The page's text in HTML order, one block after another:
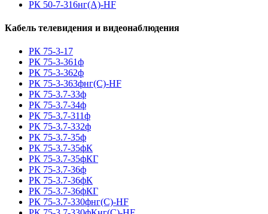
РК 50-7-316нг(A)-HF
Кабель телевидения и видеонаблюдения
РК 75-3-17
РК 75-3-361ф
РК 75-3-362ф
РК 75-3-363фнг(С)-HF
РК 75-3.7-33ф
РК 75-3.7-34ф
РК 75-3.7-311ф
РК 75-3.7-332ф
РК 75-3.7-35ф
РК 75-3.7-35фК
РК 75-3.7-35фКГ
РК 75-3.7-36ф
РК 75-3.7-36фК
РК 75-3.7-36фКГ
РК 75-3.7-330фнг(С)-HF